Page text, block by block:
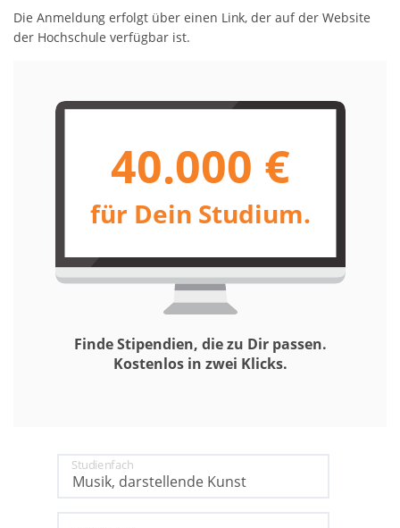
Die Anmeldung erfolgt über einen Link, der auf der Website
der Hochschule verfügbar ist.
40.000 €
für Dein Studium.
Finde Stipendien, die zu Dir passen.
Kostenlos in zwei Klicks.
Studienfach